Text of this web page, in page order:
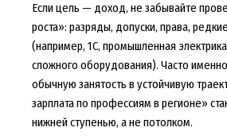
Если цель — доход, не забывайте
роста»: разряды, допуски, права,
(например, 1С, промышленная
сложного оборудования). Часто
обычную занятость в устойчивую
зарплата по профессиям в регионе»
нижней ступенью, а не потолком.